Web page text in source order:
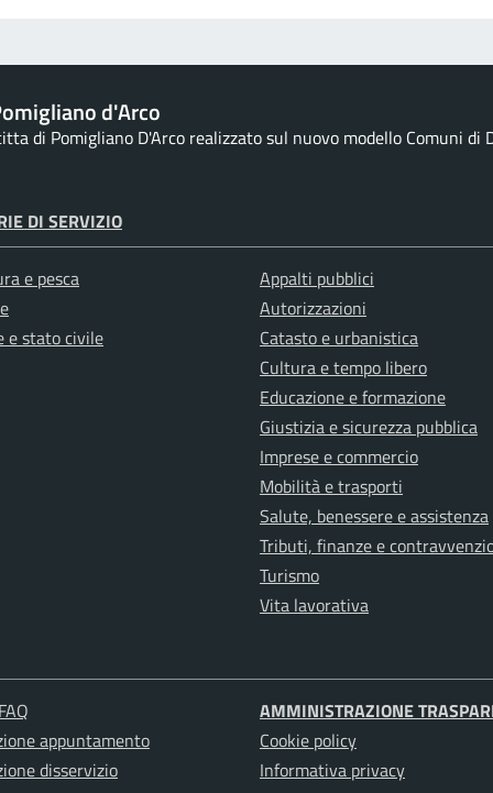
d'Arco
di Pomigliano D'Arco realizzato sul nuovo modello Comuni
DI SERVIZIO
e pesca
e stato civile
Appalti pubblici
Autorizzazioni
Catasto e urbanistica
Cultura e tempo libero
Educazione e formazione
Giustizia e sicurezza pubblica
Imprese e commercio
Mobilità e trasporti
Salute, benessere e assistenza
Tributi, finanze e
Turismo
Vita lavorativa
appuntamento
disservizio
AMMINISTRAZIONE
Cookie policy
Informativa privacy